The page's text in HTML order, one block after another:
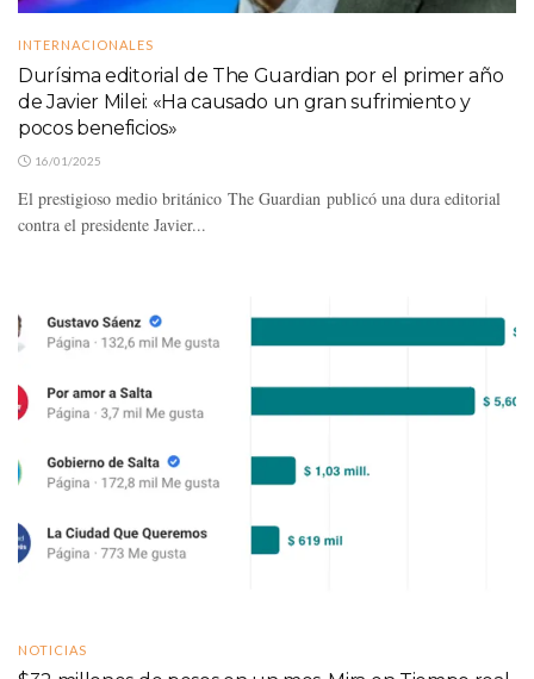
INTERNACIONALES
Durísima editorial de The Guardian por el primer año
de Javier Milei: «Ha causado un gran sufrimiento y
pocos beneficios»
16/01/2025
El prestigioso medio británico The Guardian publicó una dura editorial
contra el presidente Javier...
NOTICIAS